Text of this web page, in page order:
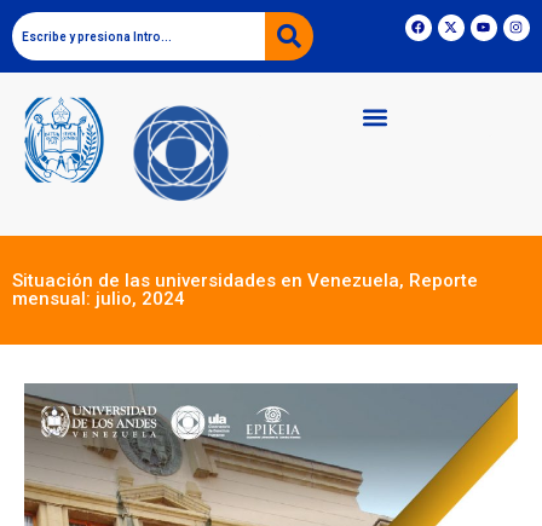
Situación de las universidades en Venezuela, Reporte
mensual: julio, 2024